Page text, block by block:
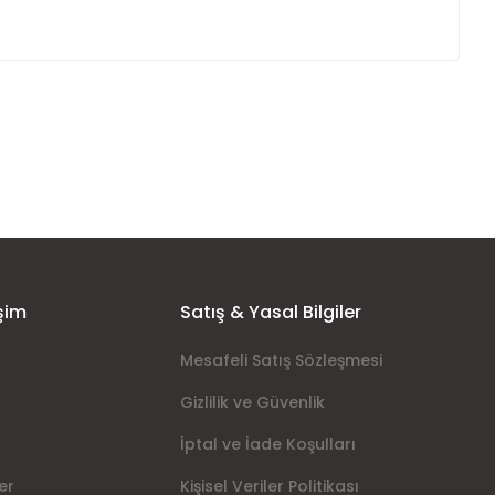
Satış & Yasal Bilgiler
Mesafeli Satış Sözleşmesi
Gizlilik ve Güvenlik
İptal ve İade Koşulları
Kişisel Veriler Politikası